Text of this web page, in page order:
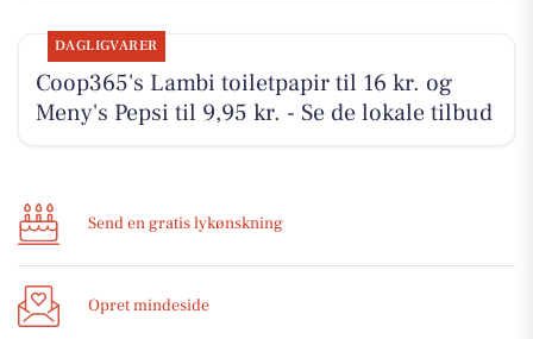
DAGLIGVARER
Coop365's Lambi toiletpapir til 16 kr. og
Meny's Pepsi til 9,95 kr. - Se de lokale tilbud
Send en gratis lykønskning
Opret mindeside